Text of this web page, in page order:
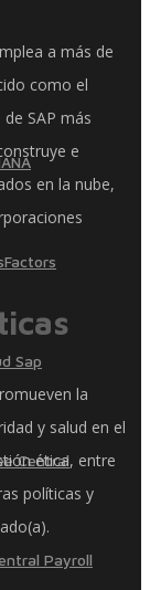
Sap
Central
Payroll
a más de
como el
SAP más
e
​​en la nube,
la
y salud en el
ética, entre
políticas y